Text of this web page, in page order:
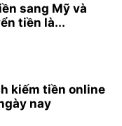
sang Mỹ và
tiền là...
kiếm tiền online
nay